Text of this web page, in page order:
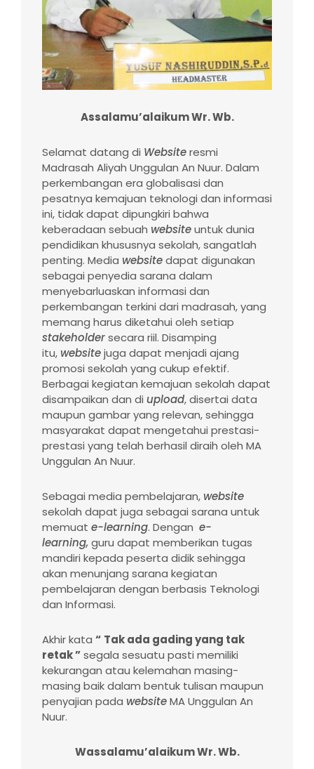
Assalamu’alaikum Wr. Wb.
Selamat datang di Websiteresmi
Madrasah Aliyah Unggulan An Nuur. Dalam
perkembangan era globalisasi dan
pesatnya kemajuan teknologi dan informasi
ini, tidak dapat dipungkiri bahwa
keberadaan sebuah websiteuntuk dunia
pendidikan khususnya sekolah, sangatlah
penting. Media websitedapat digunakan
sebagai penyedia sarana dalam
menyebarluaskan informasi dan
perkembangan terkini dari madrasah, yang
memang harus diketahui oleh setiap
stakeholdersecara riil. Disamping
itu, websitejuga dapat menjadi ajang
promosi sekolah yang cukup efektif.
Berbagai kegiatan kemajuan sekolah dapat
disampaikan dan di upload, disertai data
maupun gambar yang relevan, sehingga
masyarakat dapat mengetahui prestasi-
prestasi yang telah berhasil diraih oleh MA
Unggulan An Nuur.
Sebagai media pembelajaran, website
sekolah dapat juga sebagai sarana untuk
memuat e-learning. Dengan e-
learning,guru dapat memberikan tugas
mandiri kepada peserta didik sehingga
akan menunjang sarana kegiatan
pembelajaran dengan berbasis Teknologi
dan Informasi.
Akhir kata “ Tak ada gadingyang tak
retak ”segala sesuatu pasti memiliki
kekurangan atau kelemahan masing-
masing baik dalam bentuk tulisan maupun
penyajian pada websiteMA Unggulan An
Nuur.
Wassalamu’alaikum Wr. Wb.